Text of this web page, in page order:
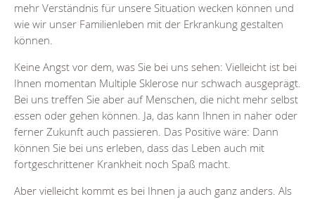
mehr Verständnis für unsere Situation wecken können und
wie wir unser Familienleben mit der Erkrankung gestalten
können.
Keine Angst vor dem, was Sie bei uns sehen: Vielleicht ist bei
Ihnen momentan Multiple Sklerose nur schwach ausgeprägt.
Bei uns treffen Sie aber auf Menschen, die nicht mehr selbst
essen oder gehen können. Ja, das kann Ihnen in naher oder
ferner Zukunft auch passieren. Das Positive wäre: Dann
können Sie bei uns erleben, dass das Leben auch mit
fortgeschrittener Krankheit noch Spaß macht.
Aber vielleicht kommt es bei Ihnen ja auch ganz anders. Als